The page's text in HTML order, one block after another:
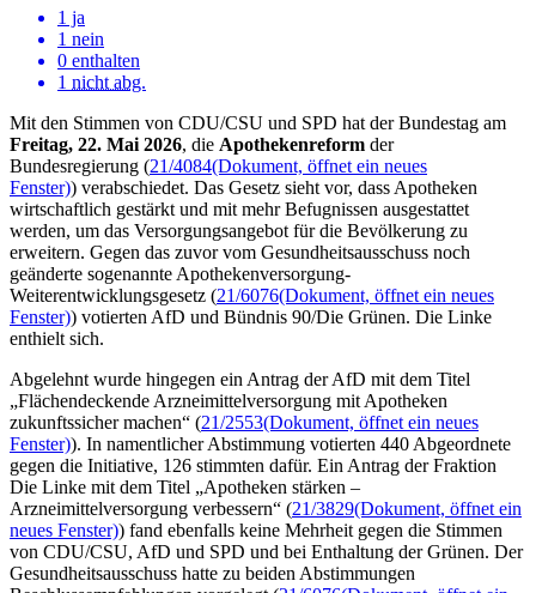
1 ja
1 nein
0 enthalten
1 nicht abg.
Mit den Stimmen von CDU/CSU und SPD hat der Bundestag am
Freitag, 22. Mai 2026, die Apothekenreform der
Bundesregierung (21/4084(Dokument, öffnet ein neues
Fenster)) verabschiedet. Das Gesetz sieht vor, dass Apotheken
wirtschaftlich gestärkt und mit mehr Befugnissen ausgestattet
werden, um das Versorgungsangebot für die Bevölkerung zu
erweitern. Gegen das zuvor vom Gesundheitsausschuss noch
geänderte sogenannte Apothekenversorgung-
Weiterentwicklungsgesetz (21/6076(Dokument, öffnet ein neues
Fenster)) votierten AfD und Bündnis 90/Die Grünen. Die Linke
enthielt sich.
Abgelehnt wurde hingegen ein Antrag der AfD mit dem Titel
„Flächendeckende Arzneimittelversorgung mit Apotheken
zukunftssicher machen“ (21/2553(Dokument, öffnet ein neues
Fenster)). In namentlicher Abstimmung votierten 440 Abgeordnete
gegen die Initiative, 126 stimmten dafür. Ein Antrag der Fraktion
Die Linke mit dem Titel „Apotheken stärken –
Arzneimittelversorgung verbessern“ (21/3829(Dokument, öffnet ein
neues Fenster)) fand ebenfalls keine Mehrheit gegen die Stimmen
von CDU/CSU, AfD und SPD und bei Enthaltung der Grünen. Der
Gesundheitsausschuss hatte zu beiden Abstimmungen